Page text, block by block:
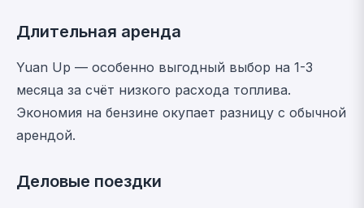
Длительная аренда
Yuan Up — особенно выгодный выбор на 1-3
месяца за счёт низкого расхода топлива.
Экономия на бензине окупает разницу с обычной
арендой.
Деловые поездки